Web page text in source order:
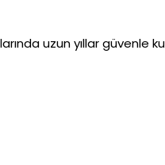
uzun yıllar güvenle